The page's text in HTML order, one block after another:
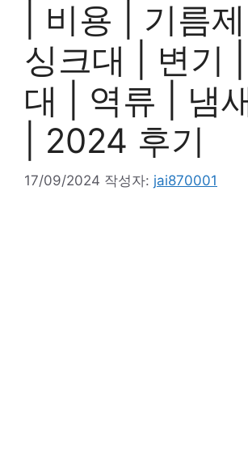
| 비용 | 기름제
싱크대 | 변기
대 | 역류 | 냄
| 2024 후기
17/09/2024 작성자: jai870001